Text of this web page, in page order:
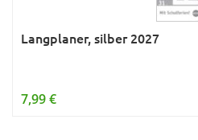
Langplaner, silber 2027
7,99 €